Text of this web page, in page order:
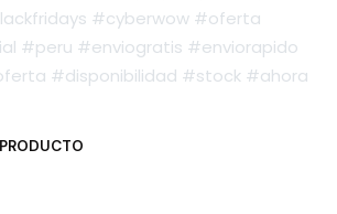
#cyberwow #oferta
#peru #enviogratis #enviorapido
#disponibilidad #stock #ahora